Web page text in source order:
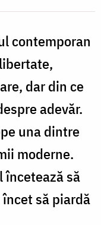
contemporan
dar din ce
adevăr.
una dintre
moderne.
încetează să
să piardă